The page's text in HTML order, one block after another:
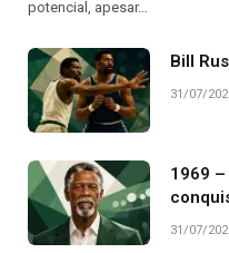
potencial, apesar…
Bill
31/07/
1969
31/07/